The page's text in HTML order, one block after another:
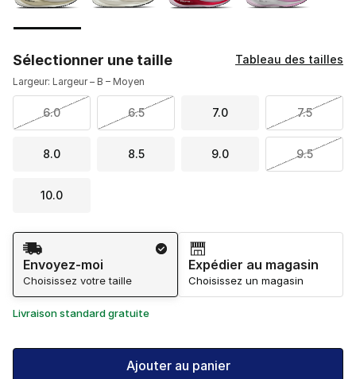
Sélectionner une taille Tableau des tailles
Largeur: Largeur – B – Moyen
6.0 6.5 7.0 7.5
8.0 8.5 9.0 9.5
10.0
Méthode d’expédition
Envoyez-moi
Choisissez votre taille
Expédier au magasin
Choisissez un magasin
Livraison standard gratuite
Ajouter au panier